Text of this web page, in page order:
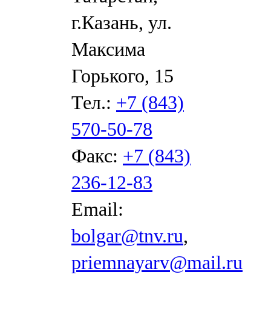
г.Казань, ул.
Максима
Горького, 15
Тел.: +7 (843)
570-50-78
Факс: +7 (843)
236-12-83
Email:
bolgar@tnv.ru,
priemnayarv@mail.ru